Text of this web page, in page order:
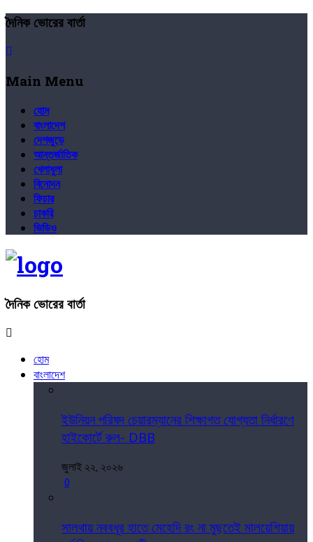
দৈনিক ভোরের বার্তা
Main Menu
হোম
বাংলাদেশ
দেশজুড়ে
আন্তর্জাতিক
খেলাধুলা
বিনোদন
ফিচার
চাকরি
ভিডিও
দৈনিক ভোরের বার্তা
হোম
বাংলাদেশ
ইউনিয়ন পরিষদ চেয়ারম্যানের শিক্ষাগত যোগ্যতা নির্ধারণে
হাইকোর্টে রুল- DBB
জুলাই ২২, ২০২৬
0
সালথায় নববধূর হাতে মেহেদি রং না মুছতেই মালয়েশিয়ায়